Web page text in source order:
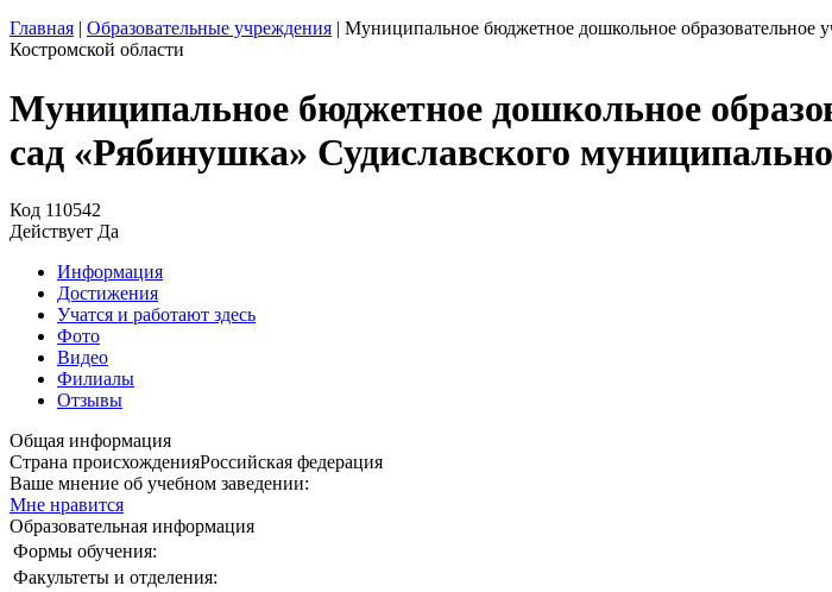
Главная | Образовательные учреждения | Муниципальное бюджетное дошкольное образовательное
Костромской области
Муниципальное бюджетное дошкольное
сад «Рябинушка» Судиславского
Код 110542
Действует Да
Информация
Достижения
Учатся и работают здесь
Фото
Видео
Филиалы
Отзывы
Общая информация
Страна происхожденияРоссийская федерация
Ваше мнение об учебном заведении:
Мне нравится
Образовательная информация
Формы обучения:
Факультеты и отделения: